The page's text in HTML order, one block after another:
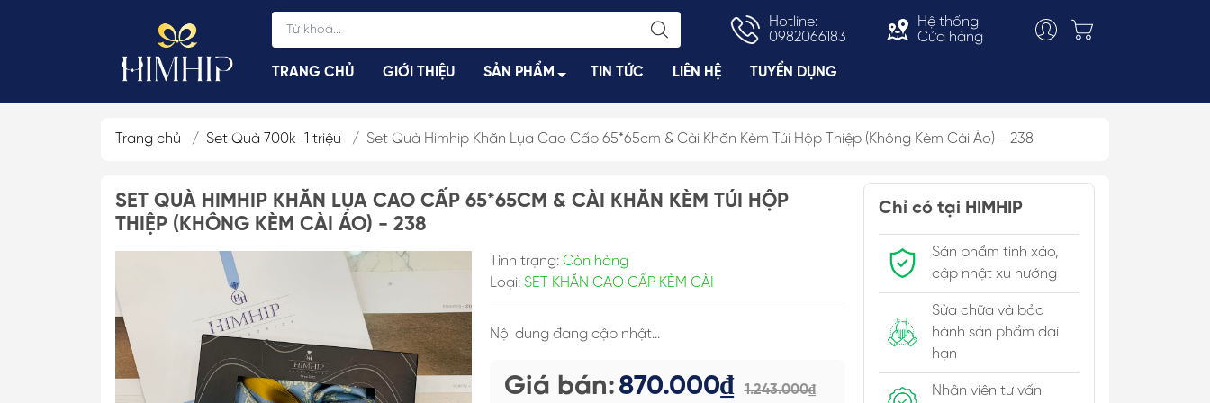
Hotline:
0982066183
Hệ thống
Cửa hàng
TRANG CHỦ GIỚI THIỆU SẢN PHẨM
Cài Áo Cúc, Hở Ngực
Cài Áo Xiên Hở Ngực
Cài Áo Kim Băng
Cài Áo Nam Châm
Cài Áo Nam
Cài Áo Hoa Sen
Cài Áo Chuồn Chuồn
Kẹp Càng Cua
Dây Buộc Tóc
Kẹp Móc Dọc/ Ngang
Bờm, Tuban, Băng Đô
Kẹp Đỉnh
Khuyên Tai Ngắn
Vòng Cổ Thời Trang
Kiềng Cổ
TIN TỨC LIÊN HỆ TUYỂN DỤNG
Trang chủ / Set Quà 700k-1 triệu / Set Quà Himhip Khăn Lụa Cao Cấp 65*65cm & Cài Khăn Kèm Túi Hộp Thiệp (Không Kèm Cài Áo) - 238
SET QUÀ HIMHIP KHĂN LỤA CAO CẤP 65*65CM & CÀI KHĂN KÈM TÚI HỘP
THIỆP (KHÔNG KÈM CÀI ÁO) - 238
Tình trạng: Còn hàng
Loại: SET KHĂN CAO CẤP KÈM CÀI
Nội dung đang cập nhật...
Giá bán:870.000₫ 1.243.000₫
Chỉ có tại HIMHIP
Sản phẩm tinh xảo,
cập nhật xu hướng
Sửa chữa và bảo
hành sản phẩm dài
hạn
Nhân viên tư vấn